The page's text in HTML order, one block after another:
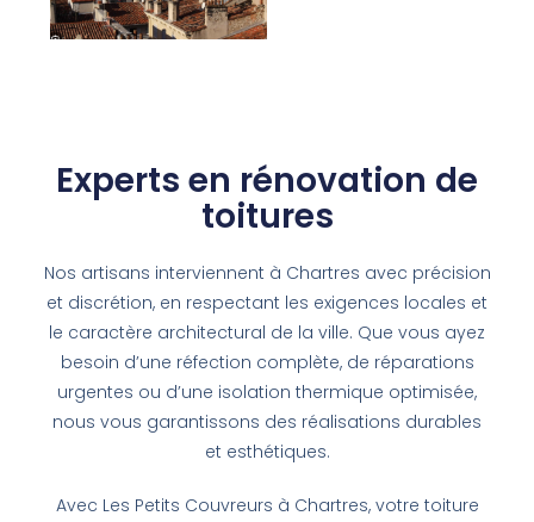
Experts en rénovation de
toitures
Nos artisans interviennent à Chartres avec précision
et discrétion, en respectant les exigences locales et
le caractère architectural de la ville. Que vous ayez
besoin d’une réfection complète, de réparations
urgentes ou d’une isolation thermique optimisée,
nous vous garantissons des réalisations durables
et esthétiques.
Avec Les Petits Couvreurs à Chartres, votre toiture